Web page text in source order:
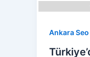
Ankara Seo